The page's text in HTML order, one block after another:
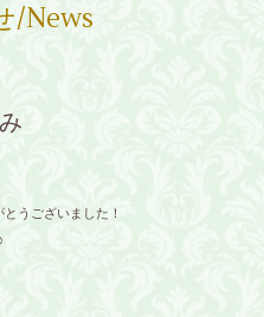
/News
うございました！